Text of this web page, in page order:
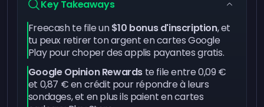
Key Takeaways
Freecashte file un$10 bonus d'inscription, et
tu peux retirer ton argent en cartes Google
Play pour choper des applis payantes gratis.
Google Opinion Rewardste file entre 0,09 €
et 0,87 € en crédit pour répondre à leurs
sondages, et en plus ils paient en cartes